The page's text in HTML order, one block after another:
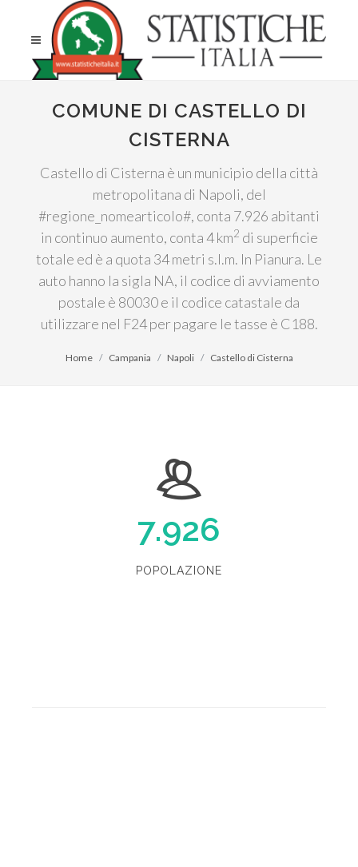
COMUNE DI CASTELLO DI
CISTERNA
Castello di Cisterna è un municipio della città
metropolitana di Napoli, del
#regione_nomearticolo#, conta 7.926 abitanti
in continuo aumento, conta 4 km2 di superficie
totale ed è a quota 34 metri s.l.m. In Pianura. Le
auto hanno la sigla NA, il codice di avviamento
postale è 80030 e il codice catastale da
utilizzare nel F24 per pagare le tasse è C188.
Home Campania Napoli Castello di Cisterna
7.926
POPOLAZIONE